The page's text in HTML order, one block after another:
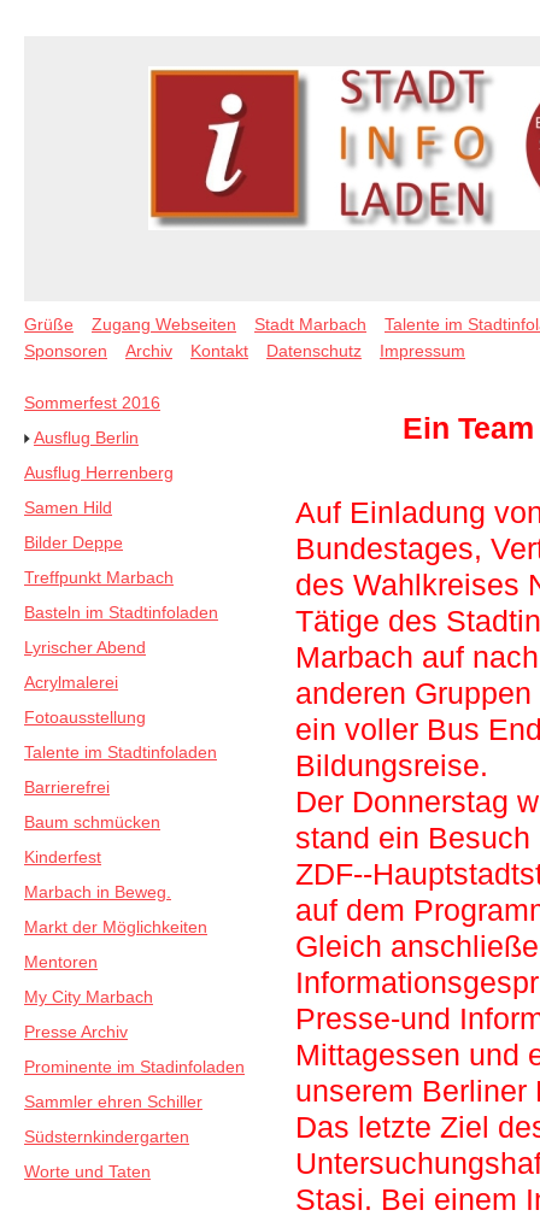
Grüße Zugang Webseiten Stadt Marbach
Talente im
Sponsoren
Archiv Kontakt Datenschutz Impressum
Ein
Auf Einladung
Bundestages,
des Wahlkreises
Tätige des
Marbach auf
anderen
ein voller Bus
Bildungsreise.
Der Donnerstag
stand ein Besuch
ZDF-­
auf dem
Gleich
Presse-­und
Mittagessen und
unserem Berliner
Das letzte Ziel
Stasi. Bei einem
Sommerfest 2016
Ausflug Berlin
Ausflug Herrenberg
Samen Hild
Bilder Deppe
Treffpunkt Marbach
Basteln im Stadtinfoladen
Lyrischer Abend
Acrylmalerei
Fotoausstellung
Talente im Stadtinfoladen
Barrierefrei
Baum schmücken
Kinderfest
Marbach in Beweg.
Markt der Möglichkeiten
Mentoren
My City Marbach
Presse Archiv
Prominente im Stadinfoladen
Sammler ehren Schiller
Südsternkindergarten
Worte und Taten